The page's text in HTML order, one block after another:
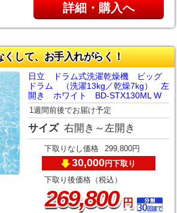
詳細・購入へ
くして、お手入れがらく！
日立 ドラム式洗濯乾燥機 ビッグ
ドラム （洗濯13kg／乾燥7kg） 左
開き ホワイト BD-STX130ML W
1週間前後でお届け予定
サイズ 右開き～左開き
下取りなし価格 299,800円
30,000円下取り
下取り後価格（税込）
269,800円